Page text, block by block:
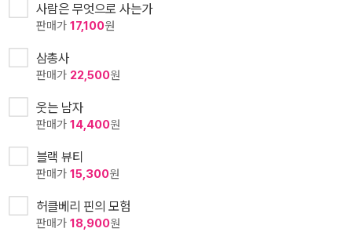
사람은 무엇으로 사는가
판매가 17,100원
삼총사
판매가 22,500원
웃는 남자
판매가 14,400원
블랙 뷰티
판매가 15,300원
허클베리 핀의 모험
판매가 18,900원